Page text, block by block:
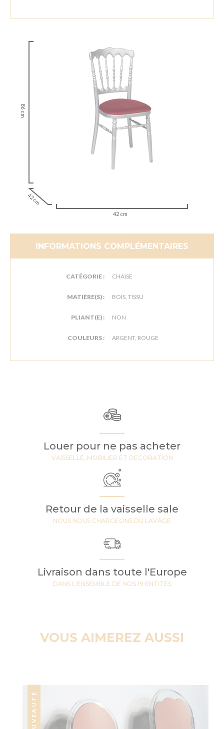
86 cm
42 cm
42 cm
INFORMATIONS COMPLÉMENTAIRES
CATÉGORIE : CHAISE
MATIÈRE(S) : BOIS, TISSU
PLIANT(E) : NON
COULEURS : ARGENT, ROUGE
Louer pour ne pas acheter
VAISSELLE, MOBILIER ET DECORATION
Retour de la vaisselle sale
NOUS NOUS CHARGEONS DU LAVAGE
Livraison dans toute l'Europe
DANS L'ENSEMBLE DE NOS 19 ENTITES
VOUS AIMEREZ AUSSI
NOUVEAUTÉ